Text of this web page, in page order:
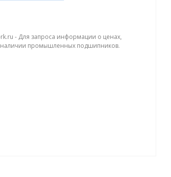
- Для запроса информации о ценах,
наличии промышленных подшипников.